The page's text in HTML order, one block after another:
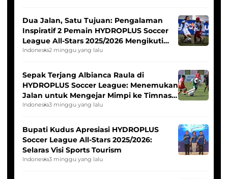
Dua Jalan, Satu Tujuan: Pengalaman
Inspiratif 2 Pemain HYDROPLUS Soccer
League All-Stars 2025/2026 Mengikuti
Seleksi Timnas Indonesia Putri
Indonesia2 minggu yang lalu
Sepak Terjang Albianca Raula di
HYDROPLUS Soccer League: Menemukan
Jalan untuk Mengejar Mimpi ke Timnas
Indonesia Putri
Indonesia3 minggu yang lalu
Bupati Kudus Apresiasi HYDROPLUS
Soccer League All-Stars 2025/2026:
Selaras Visi Sports Tourism
Indonesia3 minggu yang lalu